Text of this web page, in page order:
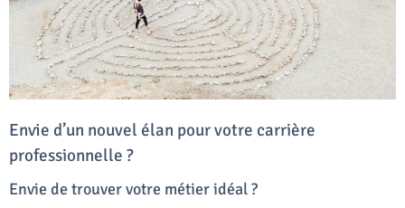
Envie d’un nouvel élan pour votre carrière
professionnelle ?
Envie de trouver votre métier idéal ?